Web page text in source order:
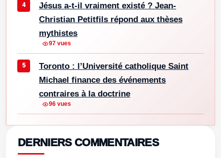
Jésus a-t-il vraiment existé ? Jean-
Christian Petitfils répond aux thèses
mythistes
97 vues
Toronto : l’Université catholique Saint
Michael finance des événements
contraires à la doctrine
96 vues
DERNIERS COMMENTAIRES